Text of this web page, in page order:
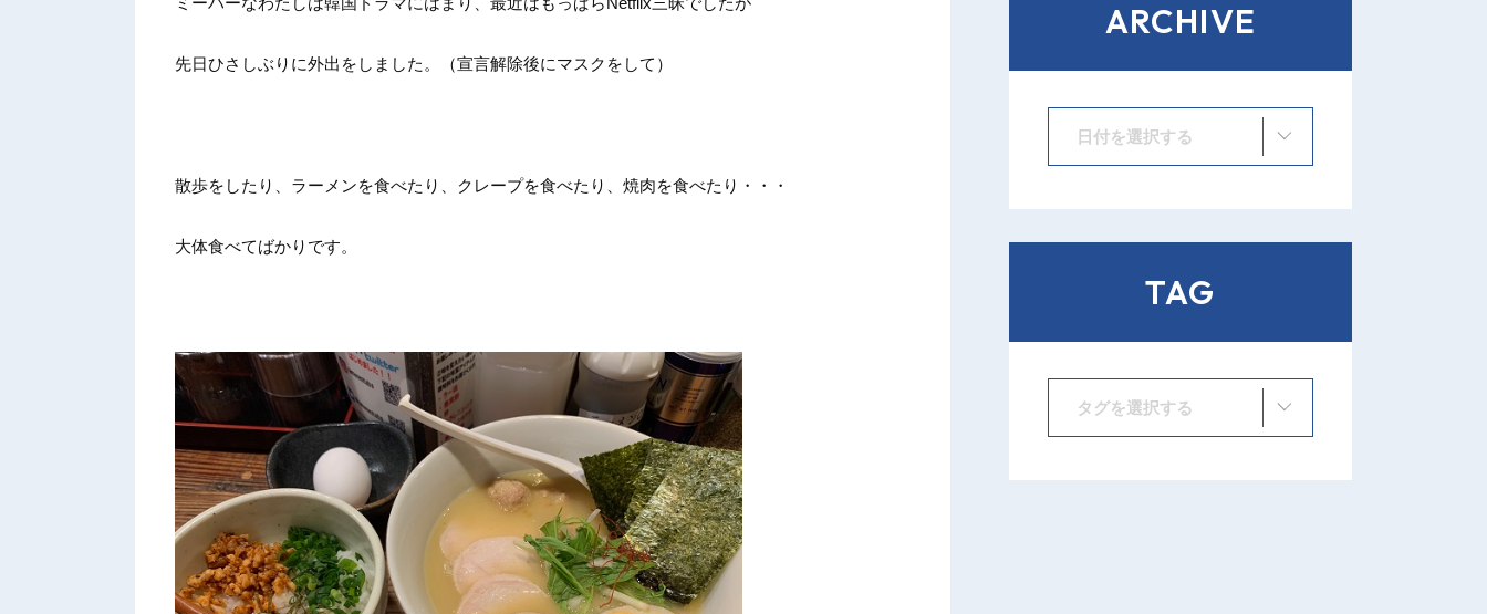
先日ひさしぶりに外出をしました。（宣言解除後にマスクをして）
散歩をしたり、ラーメンを食べたり、クレープを食べたり、焼肉を食べたり・・・
大体食べてばかりです。
ARCHIVE
日付を選択する
TAG
タグを選択する